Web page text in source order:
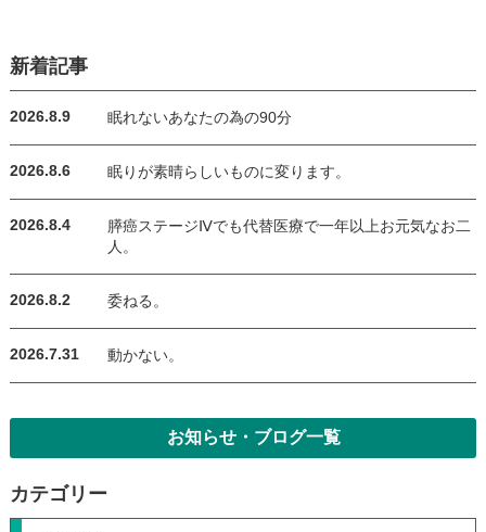
新着記事
2026.8.9 眠れないあなたの為の90分
2026.8.6 眠りが素晴らしいものに変ります。
2026.8.4
膵癌ステージⅣでも代替医療で一年以上お元気なお二
人。
2026.8.2 委ねる。
2026.7.31 動かない。
お知らせ・ブログ一覧
カテゴリー